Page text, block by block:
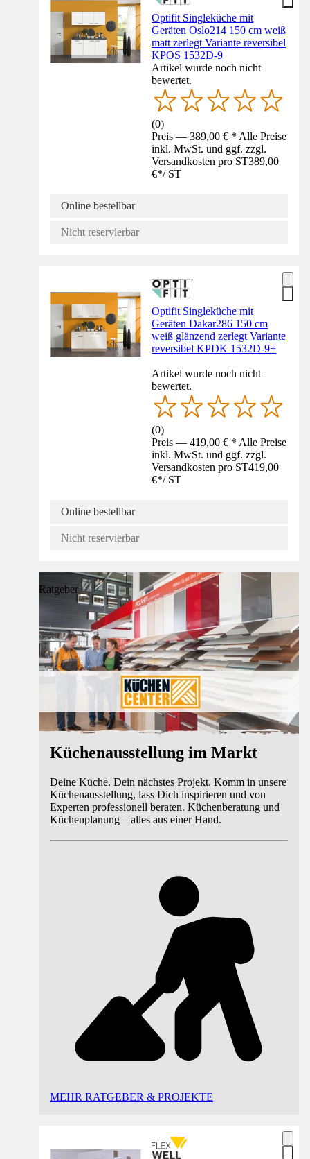
Optifit Singleküche mit
Geräten Oslo214 150 cm weiß
matt zerlegt Variante reversibel
KPOS 1532D-9
Artikel wurde noch nicht
bewertet.
(0)
Preis — 389,00 € * Alle Preise
inkl. MwSt. und ggf. zzgl.
Versandkosten pro ST389,00
€*/ ST
Online bestellbar
Nicht reservierbar
Optifit Singleküche mit
Geräten Dakar286 150 cm
weiß glänzend zerlegt Variante
reversibel KPDK 1532D-9+
Artikel wurde noch nicht
bewertet.
(0)
Preis — 419,00 € * Alle Preise
inkl. MwSt. und ggf. zzgl.
Versandkosten pro ST419,00
€*/ ST
Online bestellbar
Nicht reservierbar
Ratgeber
Küchenausstellung im Markt
Deine Küche. Dein nächstes Projekt. Komm in unsere
Küchenausstellung, lass Dich inspirieren und von
Experten professionell beraten. Küchenberatung und
Küchenplanung – alles aus einer Hand.
MEHR RATGEBER & PROJEKTE